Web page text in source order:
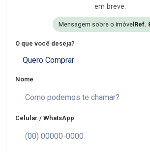
em breve.
Mensagem sobre o imóvelRef.
O que você deseja?
Quero Comprar
Nome
Celular / WhatsApp